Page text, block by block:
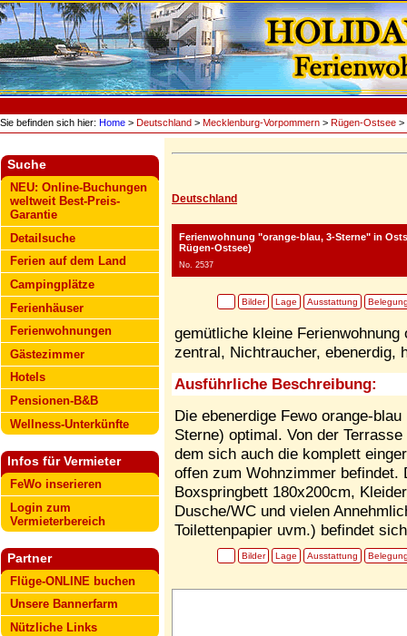
Sie befinden sich hier: Home > Deutschland > Mecklenburg-Vorpommern > Rügen-Ostsee >
Suche
NEU: Online-Buchungen
weltweit Best-Preis-
Garantie
Detailsuche
Ferien auf dem Land
Campingplätze
Ferienhäuser
Ferienwohnungen
Gästezimmer
Hotels
Pensionen-B&B
Wellness-Unterkünfte
Infos für Vermieter
FeWo inserieren
Login zum
Vermieterbereich
Partner
Flüge-ONLINE buchen
Unsere Bannerfarm
Nützliche Links
Deutschland
Ferienwohnung "orange-blau, 3-Sterne" in
Rügen-Ostsee)
No. 2537
Bilder Lage Ausstattung
gemütliche kleine
zentral, Nichtraucher, ebenerdig,
Ausführliche Beschreibung:
Die ebenerdige Fewo orange-
Sterne) optimal. Von der
dem sich auch die komplett
offen zum Wohnzimmer
Boxspringbett 180x200cm,
Dusche/WC und vielen
Toilettenpapier uvm.) befindet
Bilder Lage Ausstattung